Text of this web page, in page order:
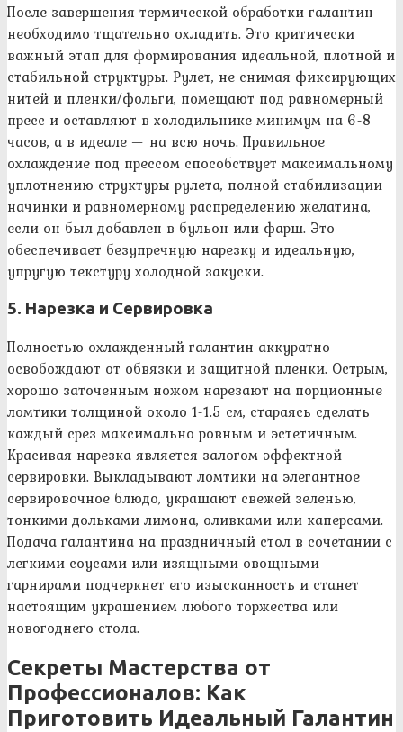
После завершения термической обработки галантин
необходимо тщательно охладить. Это критически
важный этап для формирования идеальной, плотной и
стабильной структуры. Рулет, не снимая фиксирующих
нитей и пленки/фольги, помещают под равномерный
пресс и оставляют в холодильнике минимум на 6-8
часов, а в идеале — на всю ночь. Правильное
охлаждение под прессом способствует максимальному
уплотнению структуры рулета, полной стабилизации
начинки и равномерному распределению желатина,
если он был добавлен в бульон или фарш. Это
обеспечивает безупречную нарезку и идеальную,
упругую текстуру холодной закуски.
5. Нарезка и Сервировка
Полностью охлажденный галантин аккуратно
освобождают от обвязки и защитной пленки. Острым,
хорошо заточенным ножом нарезают на порционные
ломтики толщиной около 1-1.5 см, стараясь сделать
каждый срез максимально ровным и эстетичным.
Красивая нарезка является залогом эффектной
сервировки. Выкладывают ломтики на элегантное
сервировочное блюдо, украшают свежей зеленью,
тонкими дольками лимона, оливками или каперсами.
Подача галантина на праздничный стол в сочетании с
легкими соусами или изящными овощными
гарнирами подчеркнет его изысканность и станет
настоящим украшением любого торжества или
новогоднего стола.
Секреты Мастерства от
Профессионалов: Как
Приготовить Идеальный Галантин